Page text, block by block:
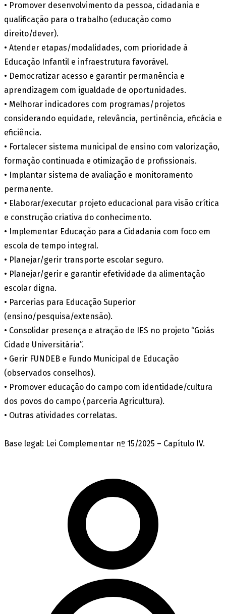
• Promover desenvolvimento da pessoa, cidadania e
qualificação para o trabalho (educação como
direito/dever).
• Atender etapas/modalidades, com prioridade à
Educação Infantil e infraestrutura favorável.
• Democratizar acesso e garantir permanência e
aprendizagem com igualdade de oportunidades.
• Melhorar indicadores com programas/projetos
considerando equidade, relevância, pertinência, eficácia e
eficiência.
• Fortalecer sistema municipal de ensino com valorização,
formação continuada e otimização de profissionais.
• Implantar sistema de avaliação e monitoramento
permanente.
• Elaborar/executar projeto educacional para visão crítica
e construção criativa do conhecimento.
• Implementar Educação para a Cidadania com foco em
escola de tempo integral.
• Planejar/gerir transporte escolar seguro.
• Planejar/gerir e garantir efetividade da alimentação
escolar digna.
• Parcerias para Educação Superior
(ensino/pesquisa/extensão).
• Consolidar presença e atração de IES no projeto “Goiás
Cidade Universitária”.
• Gerir FUNDEB e Fundo Municipal de Educação
(observados conselhos).
• Promover educação do campo com identidade/cultura
dos povos do campo (parceria Agricultura).
• Outras atividades correlatas.
Base legal: Lei Complementar nº 15/2025 – Capítulo IV.